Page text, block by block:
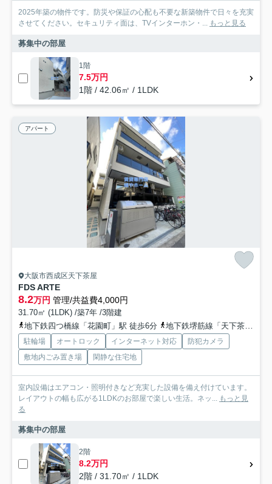
2025年築の物件です。防災や保証の心配も不要な新築物件で日々を充実
させてください。セキュリティ面は、TVインターホン・... もっと見る
募集中の部屋
1階
7.5万円
1階 / 42.06㎡ / 1LDK
アパート
大阪市西成区天下茶屋
FDS ARTE
8.2万円 管理/共益費4,000円
31.70㎡ (1LDK) /築7年 /3階建
地下鉄四つ橋線「花園町」駅 徒歩6分
地下鉄堺筋線「天下茶屋」駅 徒歩8分
駐輪場 オートロック インターネット対応
防犯カメラ
敷地内ごみ置き場
閑静な住宅地
室内設備はエアコン・照明付きなど充実した設備を備え付けています。
レイアウトの幅も広がる1LDKのお部屋で楽しい生活。ネッ...
もっと見
る
募集中の部屋
2階
8.2万円
2階 / 31.70㎡ / 1LDK